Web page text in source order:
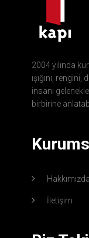
2004 yılında
ışığını,
insanı
birbirine
Hakkımızda
İletişim